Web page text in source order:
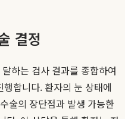
결정
하는 검사 결과를 종합하여
합니다. 환자의 눈 상태에
술의 장단점과 발생 가능한